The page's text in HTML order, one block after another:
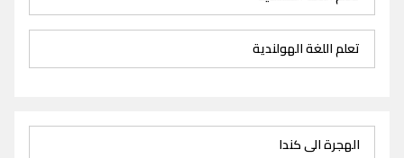
تعلم اللغة الهولندية
الهجرة الى كندا